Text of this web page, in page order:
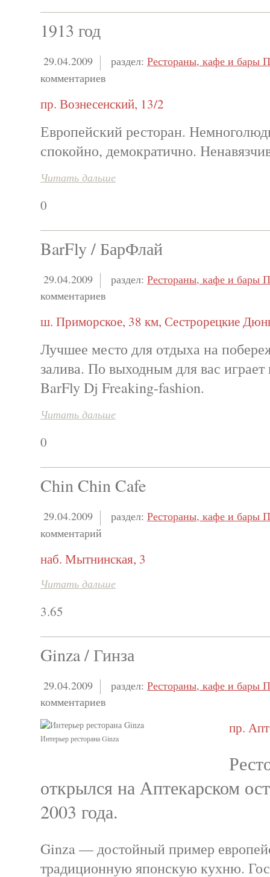
1913 год
29.04.2009 раздел: Рестораны, кафе и бары
комментариев
пр. Вознесенский, 13/2
Европейский ресторан.
спокойно, демократично.
Читать дальше
0
BarFly / БарФлай
29.04.2009 раздел: Рестораны, кафе и бары
комментариев
ш. Приморское, 38 км, Сестрорецкие
Лучшее место для отдыха на
залива. По выходным для вас
BarFly Dj Freaking-fashion.
Читать дальше
0
Chin Chin Cafe
29.04.2009 раздел: Рестораны, кафе и бары
комментарий
наб. Мытнинская, 3
Читать дальше
3.65
Ginza / Гинза
29.04.2009 раздел: Рестораны, кафе и бары
комментариев
Интерьер ресторана Ginza
пр.
открылся на Аптекарском
2003 года.
Ginza — достойный пример
традиционную японскую кухню.